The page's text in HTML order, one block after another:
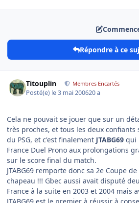
Répondre à ce
Titouplin Membres Encartés
Posté(e) le 3 mai 200620 a
Cela ne pouvait se jouer que sur un
très proches, et tous les deux
du PSG, et c'est finalement JTABG69 qui
France Duel Prono aux prolongations
sur le score final du match.
JTABG69 remporte donc sa 2e Coupe
chapeau !!! Gbec aussi avait disputé
France à la suite en 2003 et 2004 mais
JTABG69 est le premier à réussir à